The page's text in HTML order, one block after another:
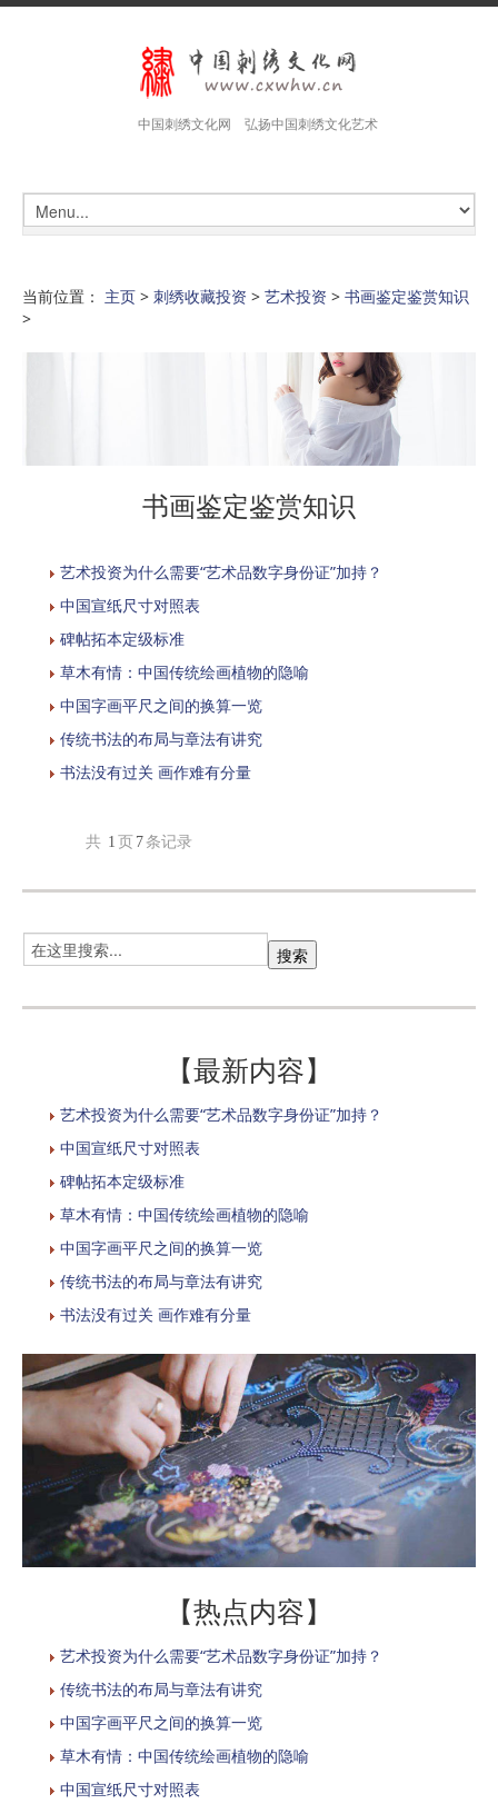
中国刺绣文化网 弘扬中国刺绣文化艺术
当前位置： 主页 > 刺绣收藏投资 > 艺术投资 > 书画鉴定鉴赏知识
>
书画鉴定鉴赏知识
艺术投资为什么需要“艺术品数字身份证”加持？
中国宣纸尺寸对照表
碑帖拓本定级标准
草木有情：中国传统绘画植物的隐喻
中国字画平尺之间的换算一览
传统书法的布局与章法有讲究
书法没有过关 画作难有分量
共 1 页 7 条记录
【最新内容】
艺术投资为什么需要“艺术品数字身份证”加持？
中国宣纸尺寸对照表
碑帖拓本定级标准
草木有情：中国传统绘画植物的隐喻
中国字画平尺之间的换算一览
传统书法的布局与章法有讲究
书法没有过关 画作难有分量
【热点内容】
艺术投资为什么需要“艺术品数字身份证”加持？
传统书法的布局与章法有讲究
中国字画平尺之间的换算一览
草木有情：中国传统绘画植物的隐喻
中国宣纸尺寸对照表